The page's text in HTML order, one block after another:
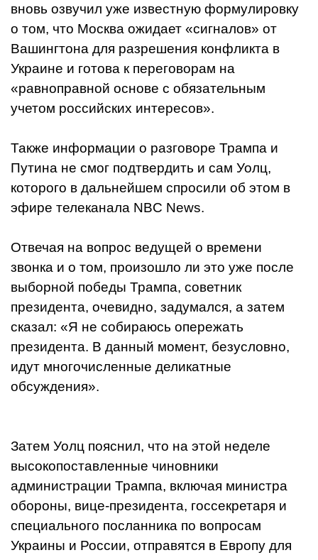
вновь озвучил уже известную формулировку
о том, что Москва ожидает «сигналов» от
Вашингтона для разрешения конфликта в
Украине и готова к переговорам на
«равноправной основе с обязательным
учетом российских интересов».
Также информации о разговоре Трампа и
Путина не смог подтвердить и сам Уолц,
которого в дальнейшем спросили об этом в
эфире телеканала NBC News.
Отвечая на вопрос ведущей о времени
звонка и о том, произошло ли это уже после
выборной победы Трампа, советник
президента, очевидно, задумался, а затем
сказал: «Я не собираюсь опережать
президента. В данный момент, безусловно,
идут многочисленные деликатные
обсуждения».
Затем Уолц пояснил, что на этой неделе
высокопоставленные чиновники
администрации Трампа, включая министра
обороны, вице-президента, госсекретаря и
специального посланника по вопросам
Украины и России, отправятся в Европу для